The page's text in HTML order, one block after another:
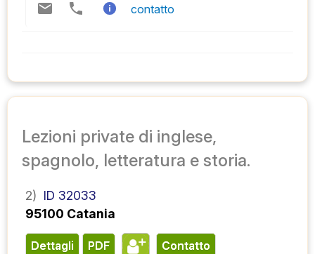
contatto
Lezioni private di inglese,
spagnolo, letteratura e storia.
2) ID 32033
95100 Catania
Dettagli PDF contatto